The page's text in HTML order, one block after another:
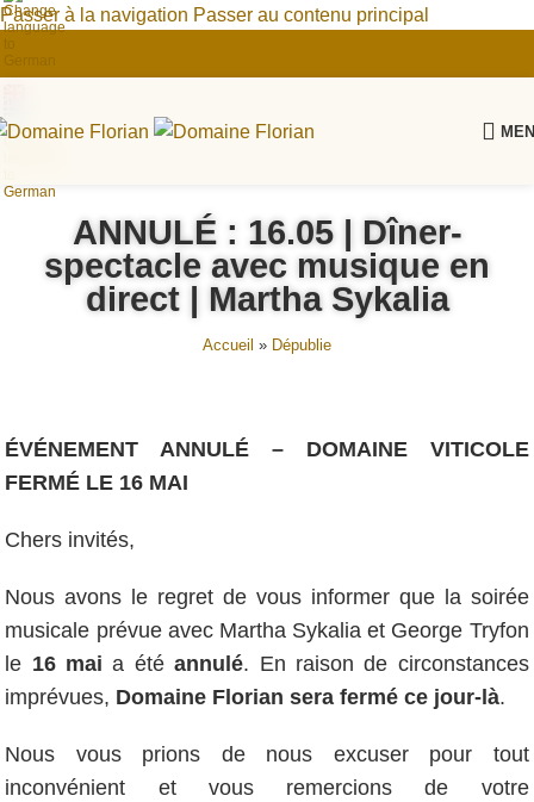
Passer à la navigation Passer au contenu principal
ANNULÉ : 16.05 | Dîner-
spectacle avec musique en
direct | Martha Sykalia
Accueil » Dépublie
ÉVÉNEMENT ANNULÉ – DOMAINE VITICOLE
FERMÉ LE 16 MAI
Chers invités,
Nous avons le regret de vous informer que la soirée
musicale prévue avec Martha Sykalia et George Tryfon
le 16 mai a étéannulé. En raison de circonstances
imprévues, Domaine Florian sera fermé ce jour-là.
Nous vous prions de nous excuser pour tout
inconvénient et vous remercions de votre